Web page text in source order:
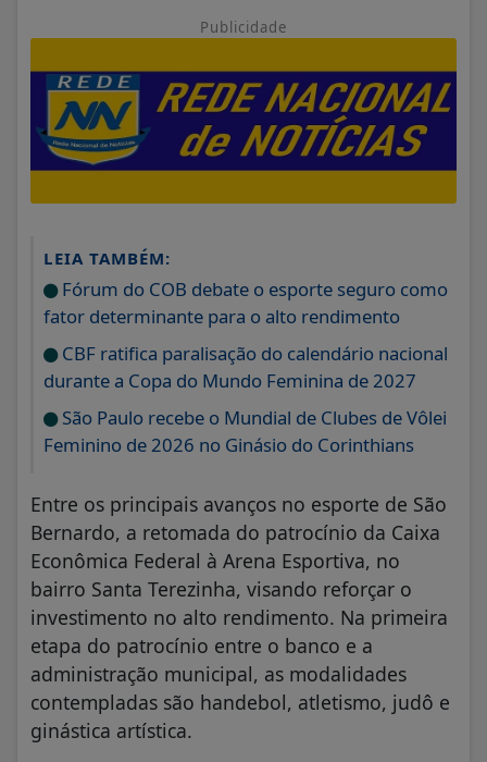
Publicidade
LEIA TAMBÉM:
Fórum do COB debate o esporte seguro como
fator determinante para o alto rendimento
CBF ratifica paralisação do calendário nacional
durante a Copa do Mundo Feminina de 2027
São Paulo recebe o Mundial de Clubes de Vôlei
Feminino de 2026 no Ginásio do Corinthians
Entre os principais avanços no esporte de São
Bernardo, a retomada do patrocínio da Caixa
Econômica Federal à Arena Esportiva, no
bairro Santa Terezinha, visando reforçar o
investimento no alto rendimento. Na primeira
etapa do patrocínio entre o banco e a
administração municipal, as modalidades
contempladas são handebol, atletismo, judô e
ginástica artística.